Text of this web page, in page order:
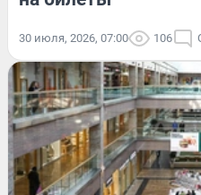
30 июля, 2026, 07:00 106